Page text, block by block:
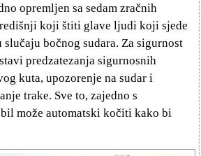
opremljen sa sedam zračnih
koji štiti glave ljudi koji sjede
slučaju bočnog sudara. Za sigurnost
predzatezanja sigurnosnih
kuta, upozorenje na sudar i
trake. Sve to, zajedno s
može automatski kočiti kako bi